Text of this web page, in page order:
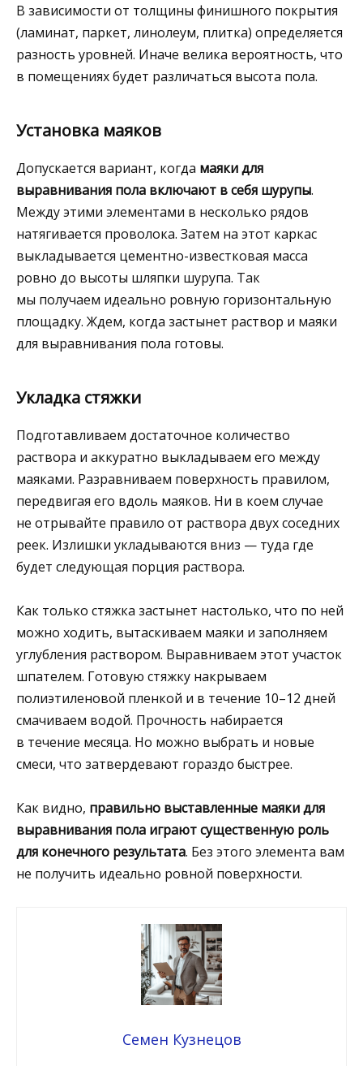
В зависимости от толщины финишного покрытия
(ламинат, паркет, линолеум, плитка) определяется
разность уровней. Иначе велика вероятность, что
в помещениях будет различаться высота пола.
Установка маяков
Допускается вариант, когда маяки для
выравнивания пола включают в себя шурупы.
Между этими элементами в несколько рядов
натягивается проволока. Затем на этот каркас
выкладывается цементно-известковая масса
ровно до высоты шляпки шурупа. Так
мы получаем идеально ровную горизонтальную
площадку. Ждем, когда застынет раствор и маяки
для выравнивания пола готовы.
Укладка стяжки
Подготавливаем достаточное количество
раствора и аккуратно выкладываем его между
маяками. Разравниваем поверхность правилом,
передвигая его вдоль маяков. Ни в коем случае
не отрывайте правило от раствора двух соседних
реек. Излишки укладываются вниз — туда где
будет следующая порция раствора.
Как только стяжка застынет настолько, что по ней
можно ходить, вытаскиваем маяки и заполняем
углубления раствором. Выравниваем этот участок
шпателем. Готовую стяжку накрываем
полиэтиленовой пленкой и в течение 10–12 дней
смачиваем водой. Прочность набирается
в течение месяца. Но можно выбрать и новые
смеси, что затвердевают гораздо быстрее.
Как видно, правильно выставленные маяки для
выравнивания пола играют существенную роль
для конечного результата. Без этого элемента вам
не получить идеально ровной поверхности.
Семен Кузнецов